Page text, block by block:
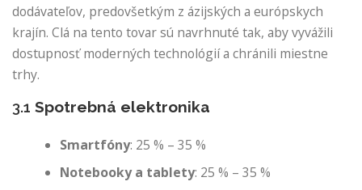
dodávateľov, predovšetkým z ázijských a európskych
krajín. Clá na tento tovar sú navrhnuté tak, aby vyvážili
dostupnosť moderných technológií a chránili miestne
trhy.
3.1 Spotrebná elektronika
Smartfóny: ​​25 % – 35 %
Notebooky a tablety: 25 % – 35 %